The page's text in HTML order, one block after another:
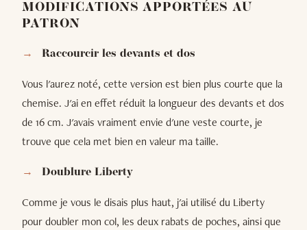
MODIFICATIONS APPORTÉES AU
PATRON
Raccourcir les devants et dos
Vous l'aurez noté, cette version est bien plus courte que la
chemise. J'ai en effet réduit la longueur des devants et dos
de 16 cm. J'avais vraiment envie d'une veste courte, je
trouve que cela met bien en valeur ma taille.
Doublure Liberty
Comme je vous le disais plus haut, j'ai utilisé du Liberty
pour doubler mon col, les deux rabats de poches, ainsi que